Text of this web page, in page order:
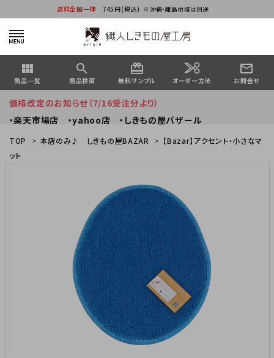
送料全国一律 745円(税込) ※沖縄・離島地域は別途
view_module
商品一覧
search
商品検索
card_giftcard
無料サンプル オーダー方法
mail_outline
お問合せ
価格改定のお知らせ（7/16受注分より）
・楽天市場店
・yahoo店 ・しきもの屋バザール
TOP > 本店のみ♪ しきもの屋BAZAR > 【Bazar】アクセント・小さなマ
ット